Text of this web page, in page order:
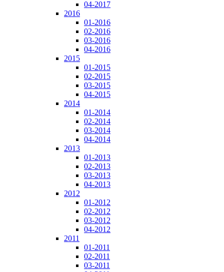
04-2017
2016
01-2016
02-2016
03-2016
04-2016
2015
01-2015
02-2015
03-2015
04-2015
2014
01-2014
02-2014
03-2014
04-2014
2013
01-2013
02-2013
03-2013
04-2013
2012
01-2012
02-2012
03-2012
04-2012
2011
01-2011
02-2011
03-2011